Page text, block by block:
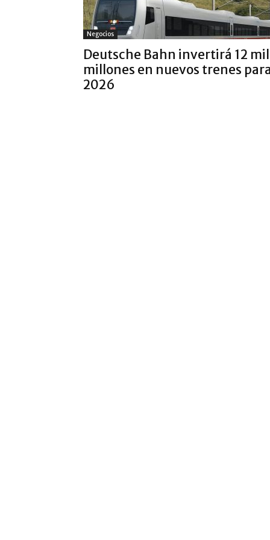
Negocios
Deutsche Bahn invertirá 12 mil
millones en nuevos trenes
2026